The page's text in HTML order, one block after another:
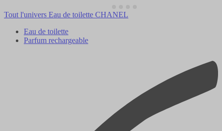
Tout l'univers Eau de toilette CHANEL
Eau de toilette
Parfum rechargeable